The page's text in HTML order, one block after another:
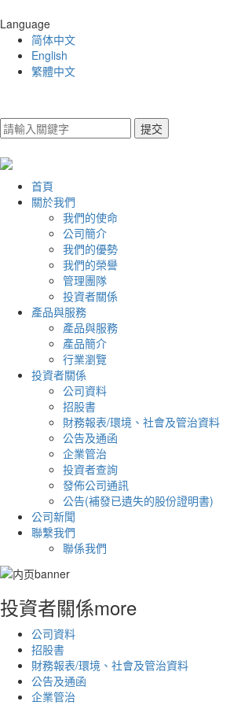
Language
简体中文
English
繁體中文
首頁
關於我們
我們的使命
公司簡介
我們的優勢
我們的榮譽
管理團隊
投資者關係
產品與服務
產品與服務
產品簡介
行業瀏覽
投資者關係
公司資料
招股書
財務報表/環境、社會及管治資料
公告及通函
企業管治
投資者查詢
發佈公司通訊
公告(補發已遺失的股份證明書)
公司新聞
聯繫我們
聯係我們
投資者關係more
公司資料
招股書
財務報表/環境、社會及管治資料
公告及通函
企業管治